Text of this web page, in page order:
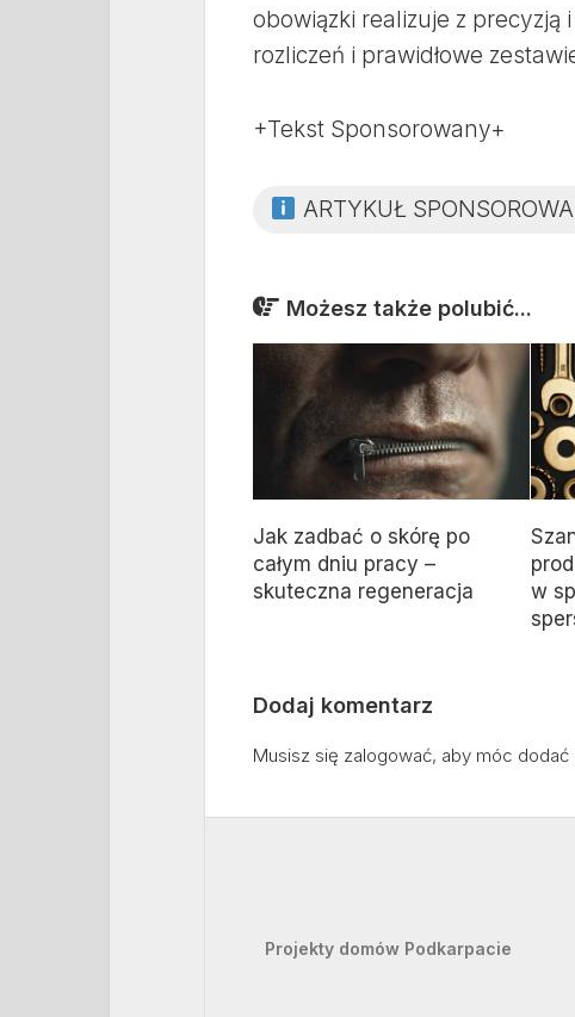
obowiązki realizuje z
rozliczeń i prawidłowe
+Tekst Sponsorowany+
ARTYKUŁ
Możesz także polubić...
Jak zadbać o skórę po
całym dniu pracy –
skuteczna regeneracja
w
Dodaj komentarz
Musisz się zalogować, aby móc dodać
Projekty domów Podkarpacie